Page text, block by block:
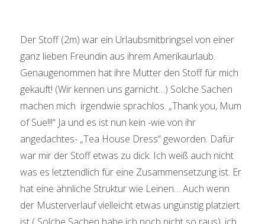
Der Stoff (2m) war ein Urlaubsmitbringsel von einer
ganz lieben Freundin aus ihrem Amerikaurlaub.
Genaugenommen hat ihre Mutter den Stoff für mich
gekauft! (Wir kennen uns garnicht…) Solche Sachen
machen mich irgendwie sprachlos. „Thank you, Mum
of Sue!!!“ Ja und es ist nun kein -wie von ihr
angedachtes- „Tea House Dress“ geworden. Dafür
war mir der Stoff etwas zu dick. Ich weiß auch nicht
was es letztendlich für eine Zusammensetzung ist. Er
hat eine ähnliche Struktur wie Leinen… Auch wenn
der Musterverlauf vielleicht etwas ungünstig platziert